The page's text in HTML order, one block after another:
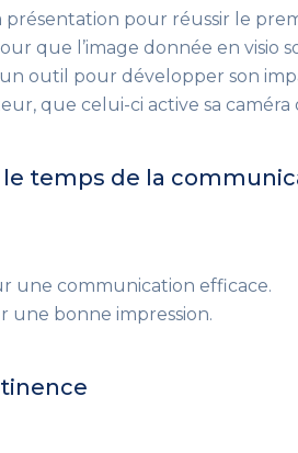
pour réussir le
que l’image donnée en visio
outil pour développer son
que celui-ci active sa caméra
temps de la
une communication efficace.
une bonne impression.